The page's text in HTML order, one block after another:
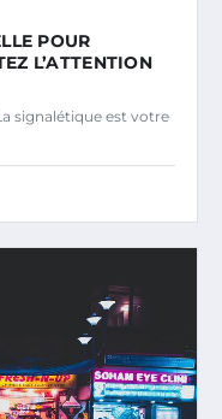
POUR
L’ATTENTION
signalétique est votre